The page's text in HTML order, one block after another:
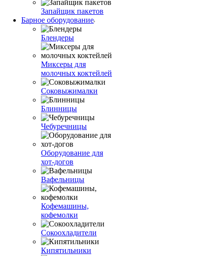
Запайщик пакетов
Барное оборудование
Блендеры
Миксеры для
молочных коктейлей
Соковыжималки
Блинницы
Чебуречницы
Оборудование для
хот-догов
Вафельницы
Кофемашины,
кофемолки
Сокоохладители
Кипятильники